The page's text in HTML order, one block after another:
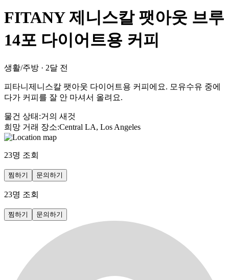
FITANY 제니스칼 팻아웃 브루
14포 다이어트용 커피
생활/주방 · 2달 전
피타니제니스칼 팻아웃 다이어트용 커피에요. 모유수유 중에
다가 커피를 잘 안 마셔서 올려요.
물건 상태 :거의 새것
희망 거래 장소:Central LA, Los Angeles
23명 조회
찜하기 문의하기
23명 조회
찜하기 문의하기